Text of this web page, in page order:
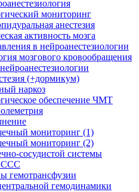
мониторинг
анестезия
активность мозга
в нейроанестезиологии
мозгового кровообращения
(+дормикум)
наркоз
обеспечение ЧМТ
мониторинг (1)
мониторинг (2)
сосудистой системы
ССС
гемотрансфузии
гемодинамики